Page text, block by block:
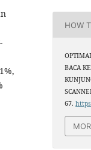
HOW
BACA
67.